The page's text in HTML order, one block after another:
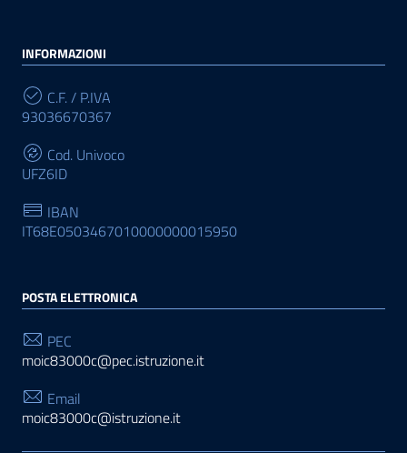
INFORMAZIONI
C.F. / P.IVA
93036670367
Cod. Univoco
UFZ6ID
IBAN
IT68E0503467010000000015950
POSTA ELETTRONICA
PEC
moic83000c@pec.istruzione.it
Email
moic83000c@istruzione.it